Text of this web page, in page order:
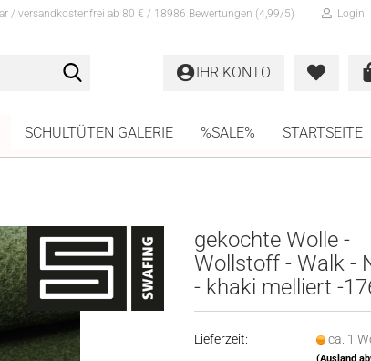
/ versandkostenfrei ab 80 € / 18986 Bewertungen (4,99/5) Login
IHR KONTO
SCHULTÜTEN GALERIE %SALE% STARTSEITE
gekochte Wolle -
Wollstoff - Walk -
- khaki melliert -
Lieferzeit: ca. 1
(Ausland